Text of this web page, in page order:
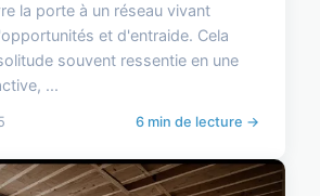
la porte à un réseau vivant
et d'entraide. Cela
souvent ressentie en une
...
6 min de lecture →